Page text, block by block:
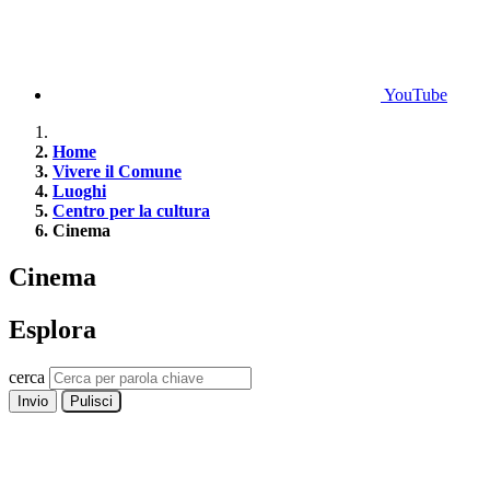
YouTube
Home
Vivere il Comune
Luoghi
Centro per la cultura
Cinema
Cinema
Esplora
cerca
Invio Pulisci